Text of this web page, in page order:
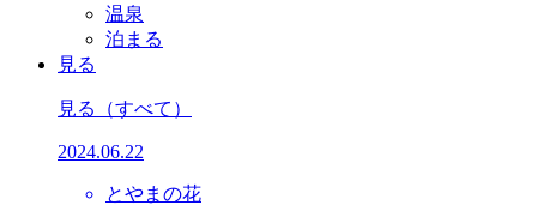
温泉
泊まる
見る
見る （すべて）
2024.06.22
とやまの花